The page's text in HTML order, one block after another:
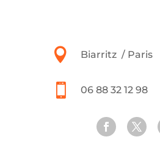
 Biarritz / Paris
 06 88 32 12 98